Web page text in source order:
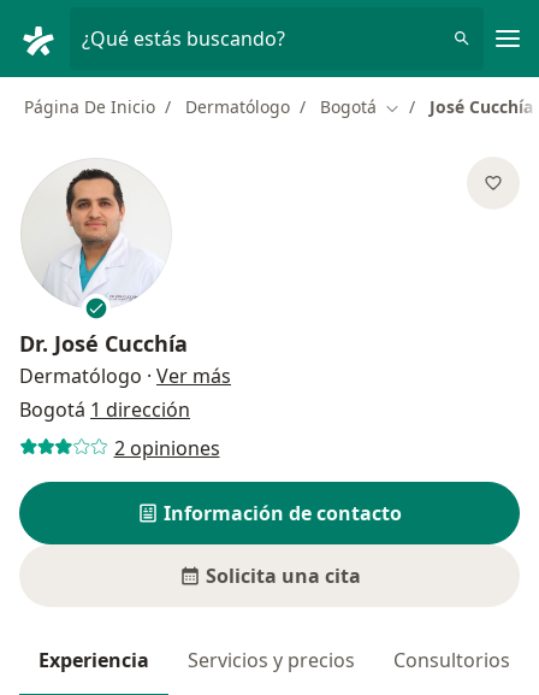
¿Qué estás buscando?
Página De Inicio Dermatólogo Bogotá Cambiar de ciudad
José Cucchía
Dr. José Cucchía
Dermatólogo · Ver más
Bogotá 1 dirección
2 opiniones
Información de contacto
Solicita una cita
Experiencia Servicios y precios Consultorios